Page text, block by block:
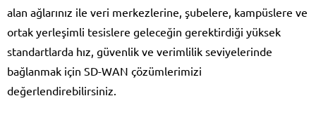
alan ağlarınız ile veri merkezlerine, şubelere, kampüslere ve
ortak yerleşimli tesislere geleceğin gerektirdiği yüksek
standartlarda hız, güvenlik ve verimlilik seviyelerinde
bağlanmak için SD-WAN çözümlerimizi
değerlendirebilirsiniz.